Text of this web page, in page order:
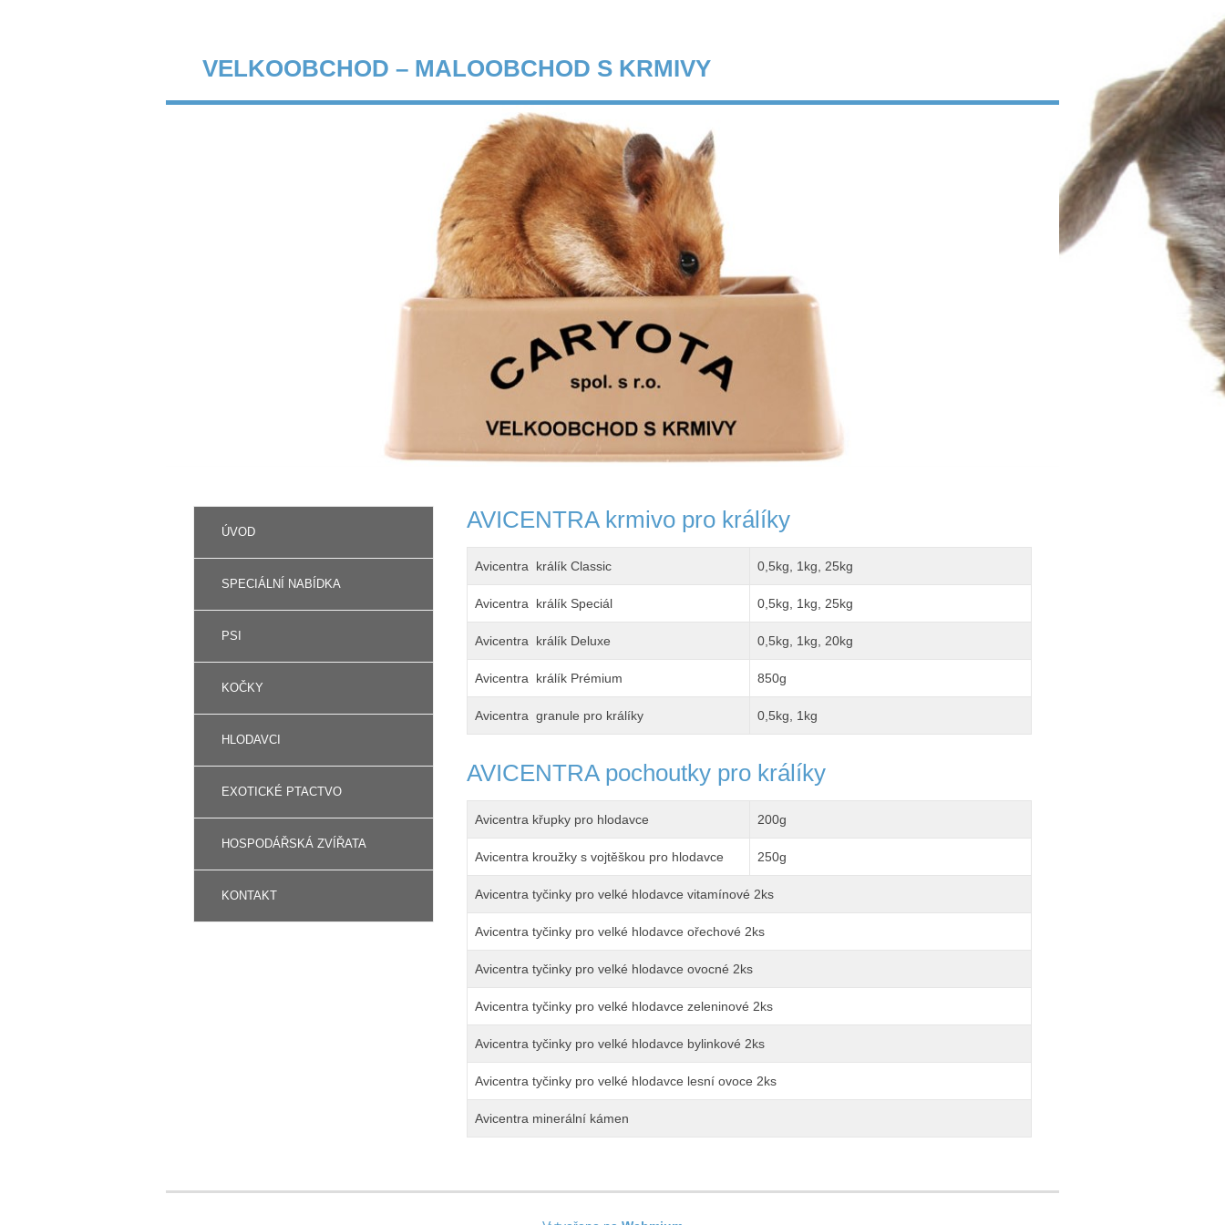
VELKOOBCHOD – MALOOBCHOD S KRMIVY
ÚVOD
SPECIÁLNÍ NABÍDKA
PSI
KOČKY
HLODAVCI
EXOTICKÉ PTACTVO
HOSPODÁŘSKÁ ZVÍŘATA
KONTAKT
AVICENTRA krmivo pro králíky
Avicentra králík Classic 0,5kg, 1kg, 25kg
Avicentra králík Speciál 0,5kg, 1kg, 25kg
Avicentra králík Deluxe 0,5kg, 1kg, 20kg
Avicentra králík Prémium 850g
Avicentra granule pro králíky 0,5kg, 1kg
AVICENTRA pochoutky pro králíky
Avicentra křupky pro hlodavce 200g
Avicentra kroužky s vojtěškou pro hlodavce 250g
Avicentra tyčinky pro velké hlodavce vitamínové 2ks
Avicentra tyčinky pro velké hlodavce ořechové 2ks
Avicentra tyčinky pro velké hlodavce ovocné 2ks
Avicentra tyčinky pro velké hlodavce zeleninové 2ks
Avicentra tyčinky pro velké hlodavce bylinkové 2ks
Avicentra tyčinky pro velké hlodavce lesní ovoce 2ks
Avicentra minerální kámen